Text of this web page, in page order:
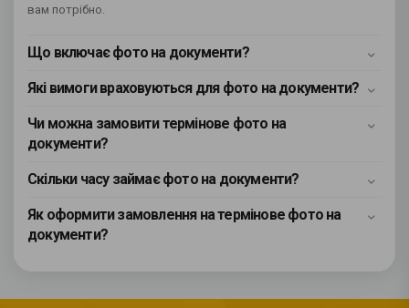
вам потрібно.
Що включає фото на документи?
Які вимоги враховуються для фото на документи?
Чи можна замовити термінове фото на
документи?
Скільки часу займає фото на документи?
Як оформити замовлення на термінове фото на
документи?